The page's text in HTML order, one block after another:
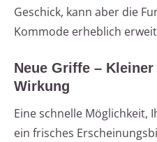
Geschick, kann aber die
Kommode erheblich
Neue Griffe –
Wirkung
Eine schnelle Möglichkeit,
ein frisches